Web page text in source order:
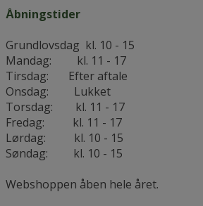
Åbningstider
Grundlovsdag kl. 10 - 15
Mandag: kl. 11 - 17
Tirsdag: Efter aftale
Onsdag: Lukket
Torsdag: kl. 11 - 17
Fredag: kl. 11 - 17
Lørdag: kl. 10 - 15
Søndag: kl. 10 - 15
Webshoppen åben hele året.